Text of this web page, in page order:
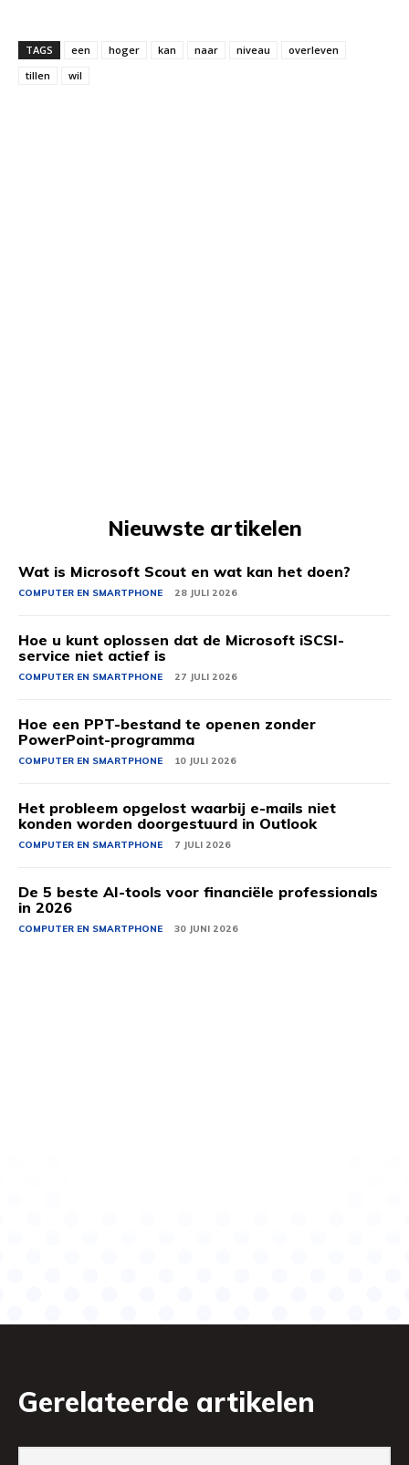
TAGS een hoger kan naar niveau
overleven
tillen
wil
Nieuwste artikelen
Wat is Microsoft Scout en wat kan het doen?
COMPUTER EN SMARTPHONE 28 JULI 2026
Hoe u kunt oplossen dat de Microsoft iSCSI-
service niet actief is
COMPUTER EN SMARTPHONE 27 JULI 2026
Hoe een PPT-bestand te openen zonder
PowerPoint-programma
COMPUTER EN SMARTPHONE 10 JULI 2026
Het probleem opgelost waarbij e-mails niet
konden worden doorgestuurd in Outlook
COMPUTER EN SMARTPHONE 7 JULI 2026
De 5 beste AI-tools voor financiële professionals
in 2026
COMPUTER EN SMARTPHONE 30 JUNI 2026
Gerelateerde artikelen